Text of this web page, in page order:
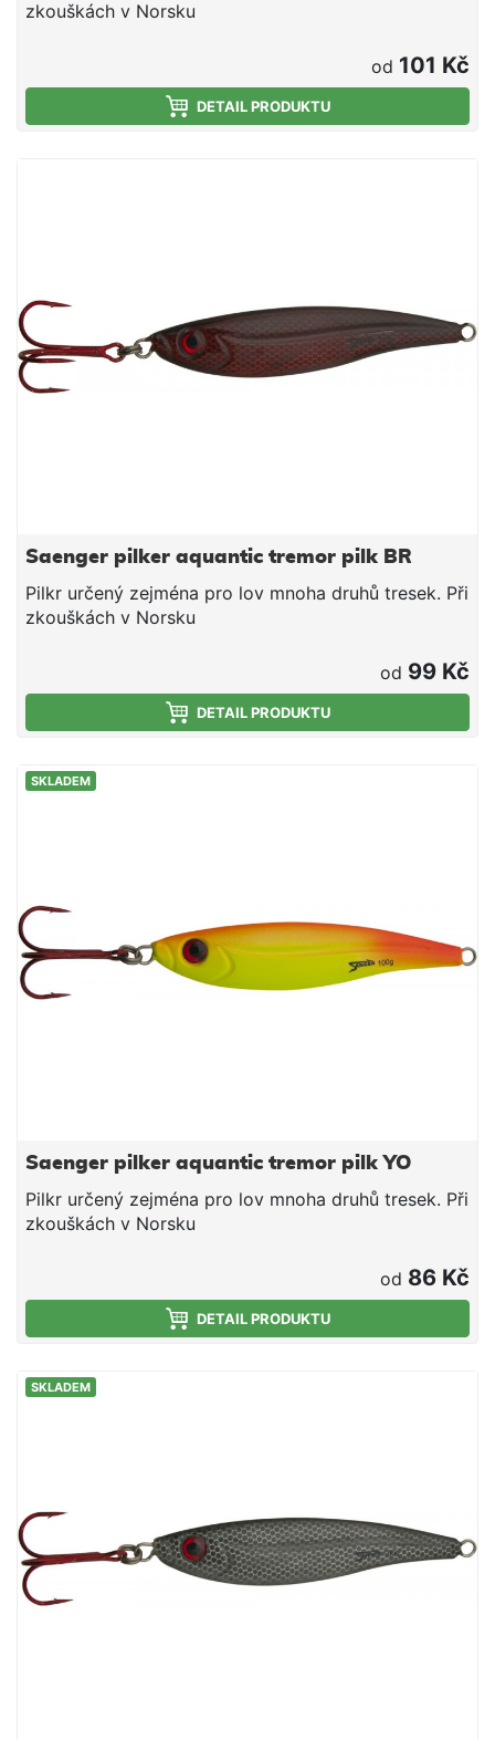
zkouškách v Norsku
od 101 Kč
DETAIL PRODUKTU
Saenger pilker aquantic tremor pilk BR
Pilkr určený zejména pro lov mnoha druhů tresek. Při
zkouškách v Norsku
od 99 Kč
DETAIL PRODUKTU
SKLADEM
Saenger pilker aquantic tremor pilk YO
Pilkr určený zejména pro lov mnoha druhů tresek. Při
zkouškách v Norsku
od 86 Kč
DETAIL PRODUKTU
SKLADEM